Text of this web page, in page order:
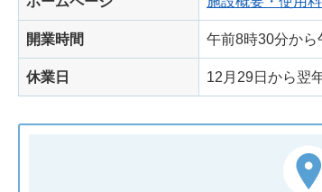
開業時間 午前8時30分から
休業日 12月29日から翌